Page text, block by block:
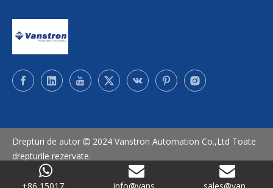
Drepturi de autor  2024 Vanstron Automation Co.,Ltd Toate
drepturile rezervate.
Harta site-ului
Politica de confidențialitate